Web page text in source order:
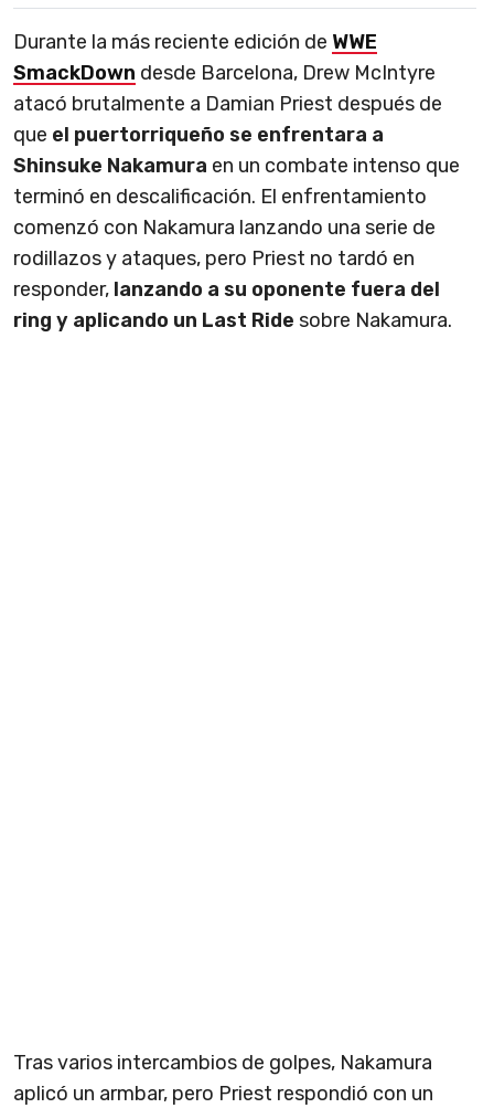
Durante la más reciente edición de WWE
SmackDown desde Barcelona, Drew McIntyre
atacó brutalmente a Damian Priest después de
que el puertorriqueño se enfrentara a
Shinsuke Nakamura en un combate intenso que
terminó en descalificación. El enfrentamiento
comenzó con Nakamura lanzando una serie de
rodillazos y ataques, pero Priest no tardó en
responder, lanzando a su oponente fuera del
ring y aplicando un Last Ride sobre Nakamura.
Tras varios intercambios de golpes, Nakamura
aplicó un armbar, pero Priest respondió con un